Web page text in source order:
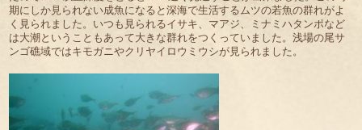
期にしか見られない成魚になると深海で生活するムツの若魚の群れがよ
く見られました。いつも見られるイサキ、マアジ、ミナミハタンポなど
は大潮ということもあって大きな群れをつくっていました。浅場の尾サ
ンゴ礁域ではキモガニやクリヤイロウミウシが見られました。